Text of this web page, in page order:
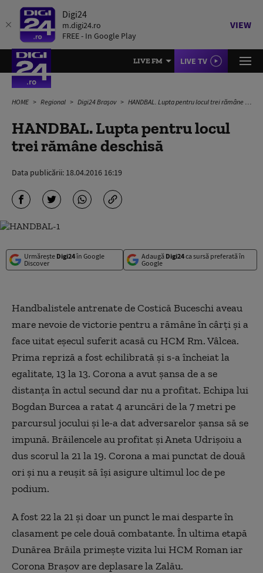
Digi24
m.digi24.ro
FREE - In Google Play
VIEW
LIVE FM LIVE TV
HOME Regional Digi24 Brașov HANDBAL. Lupta pentru locul trei rămâne deschisă
HANDBAL. Lupta pentru locul
trei rămâne deschisă
Data publicării: 18.04.2016 16:19
Urmărește Digi24în Google
Discover
Adaugă Digi24ca sursă preferată în
Google
Handbalistele antrenate de Costică Buceschi aveau
mare nevoie de victorie pentru a rămâne în cârţi şi a
face uitat eşecul suferit acasă cu HCM Rm. Vâlcea.
Prima repriză a fost echilibrată şi s-a încheiat la
egalitate, 13 la 13. Corona a avut şansa de a se
distanţa în actul secund dar nu a profitat. Echipa lui
Bogdan Burcea a ratat 4 aruncări de la 7 metri pe
parcursul jocului şi le-a dat adversarelor şansa să se
impună. Brăilencele au profitat şi Aneta Udrişoiu a
dus scorul la 21 la 19. Corona a mai punctat de două
ori şi nu a reuşit să îşi asigure ultimul loc de pe
podium.
A fost 22 la 21 şi doar un punct le mai desparte în
clasament pe cele două combatante. În ultima etapă
Dunărea Brăila primeşte vizita lui HCM Roman iar
Corona Braşov are deplasare la Zalău.